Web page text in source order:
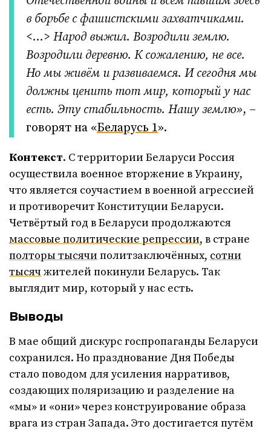
в борьбе с фашистскими захватчиками.
<…> Народ выжил. Возродили землю.
Возродили деревню. К сожалению, не все.
Но мы живём и развиваемся. И сегодня мы
должны ценить тот мир, который у нас
есть. Эту стабильность. Нашу землю», –
говорят на «Беларусь 1».
Контекст. С территории Беларуси Россия
осуществила военное вторжение в Украину,
что является соучастием в военной агрессией
и противоречит Конституции Беларуси.
Четвёртый год в Беларуси продолжаются
массовые политические репрессии, в стране
полторы тысячи политзаключённых, сотни
тысяч жителей покинули Беларусь. Так
выглядит мир, который у нас есть.
Выводы
В мае общий дискурс госпропаганды Беларуси
сохранился. Но празднование Дня Победы
стало поводом для усиления нарративов,
создающих поляризацию и разделение на
«мы» и «они» через конструирование образа
врага из стран Запада. Это достигается путём